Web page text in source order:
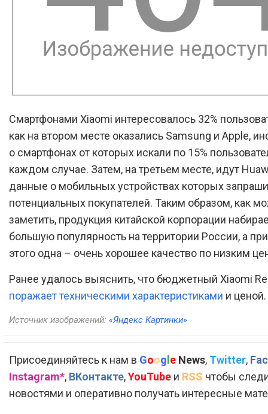
Смартфонами Xiaomi интересовалось 32%
как на втором месте оказались Samsung и Apple,
о смартфонах от которых искали по 15%
каждом случае. Затем, на третьем месте, идут
данные о мобильных устройствах которых
потенциальных покупателей. Таким образом, как
заметить, продукция китайской корпорации
большую популярность на территории России, а
этого одна – очень хорошее качество по низким
Ранее удалось выяснить, что бюджетный Xiaomi
поражает техническими характеристиками и ценой.
Источник изображений: «Яндекс Картинки»
Присоединяйтесь к нам в Google News, Twitter,
Instagram*, ВКонтакте,YouTube и RSS чтобы
новостями и оперативно получать интересные